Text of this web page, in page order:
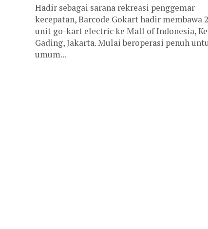
Hadir sebagai sarana rekreasi penggemar
kecepatan, Barcode Gokart hadir membawa
unit go-kart electric ke Mall of Indonesia,
Gading, Jakarta. Mulai beroperasi penuh
umum...